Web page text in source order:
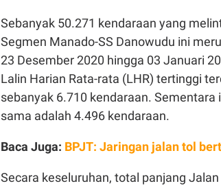
Sebanyak 50.271 kendaraan yang
Segmen Manado-SS Danowudu ini
23 Desember 2020 hingga 03 Januari
Lalin Harian Rata-rata (LHR) tertinggi
sebanyak 6.710 kendaraan. Sementara
sama adalah 4.496 kendaraan.
Baca Juga: BPJT: Jaringan jalan tol
Secara keseluruhan, total panjang